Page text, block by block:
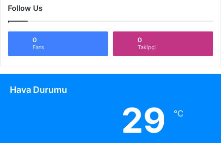
Follow Us
0
Fans
0
Takipçi
Hava Durumu
29 ℃